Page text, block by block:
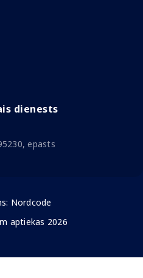
dienests
epasts
Nordcode
aptiekas 2026